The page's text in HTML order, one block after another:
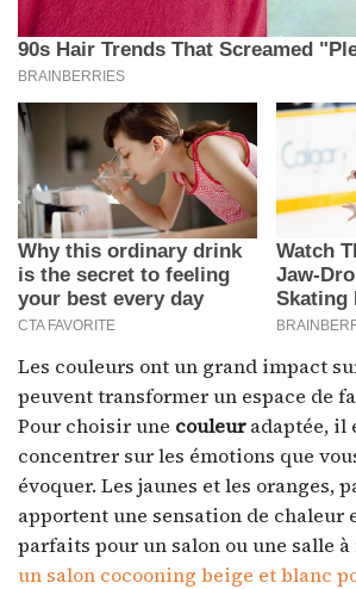
Les couleurs ont un grand impact
peuvent transformer un espace de
Pour choisir une couleuradaptée, il
concentrer sur les émotions que
évoquer. Les jaunes et les oranges,
apportent une sensation de chaleur
parfaits pour un salon ou une salle à
un salon cocooning beige et blanc